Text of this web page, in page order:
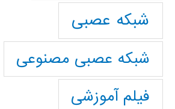
شبکه عصبی
شبکه عصبی مصنوعی
فیلم آموزشی